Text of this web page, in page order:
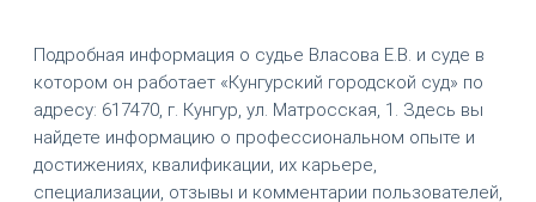
Подробная информация о судье Власова Е.В. и суде в
котором он работает «Кунгурский городской суд» по
адресу: 617470, г. Кунгур, ул. Матросская, 1. Здесь вы
найдете информацию о профессиональном опыте и
достижениях, квалификации, их карьере,
специализации, отзывы и комментарии пользователей,